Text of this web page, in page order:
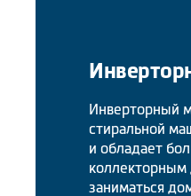
Инверторный
стиральной
и обладает
коллекторным
заниматься